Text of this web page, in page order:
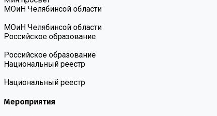
МОиН Челябинсой области
МОиН Челябинсой области
Российское образование
Российское образование
Национальный реестр
Национальный реестр
Мероприятия